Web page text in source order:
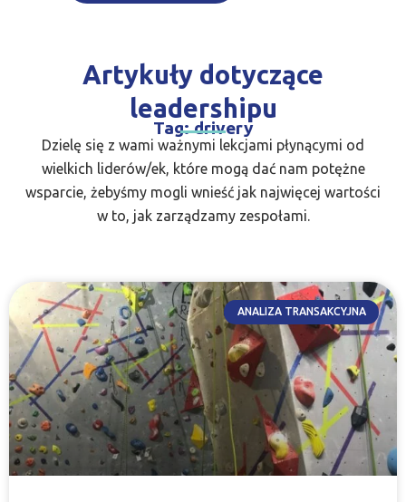
Artykuły dotyczące
leadershipu
Tag: drivery
Dzielę się z wami ważnymi lekcjami płynącymi od
wielkich liderów/ek, które mogą dać nam potężne
wsparcie, żebyśmy mogli wnieść jak najwięcej wartości
w to, jak zarządzamy zespołami.
ANALIZA TRANSAKCYJNA